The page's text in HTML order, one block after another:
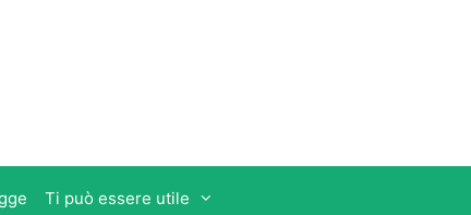
Ti può essere utile